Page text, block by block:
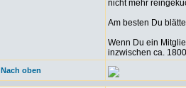
nicht mehr
Am besten Du
Wenn Du ein
inzwischen ca.
Nach oben